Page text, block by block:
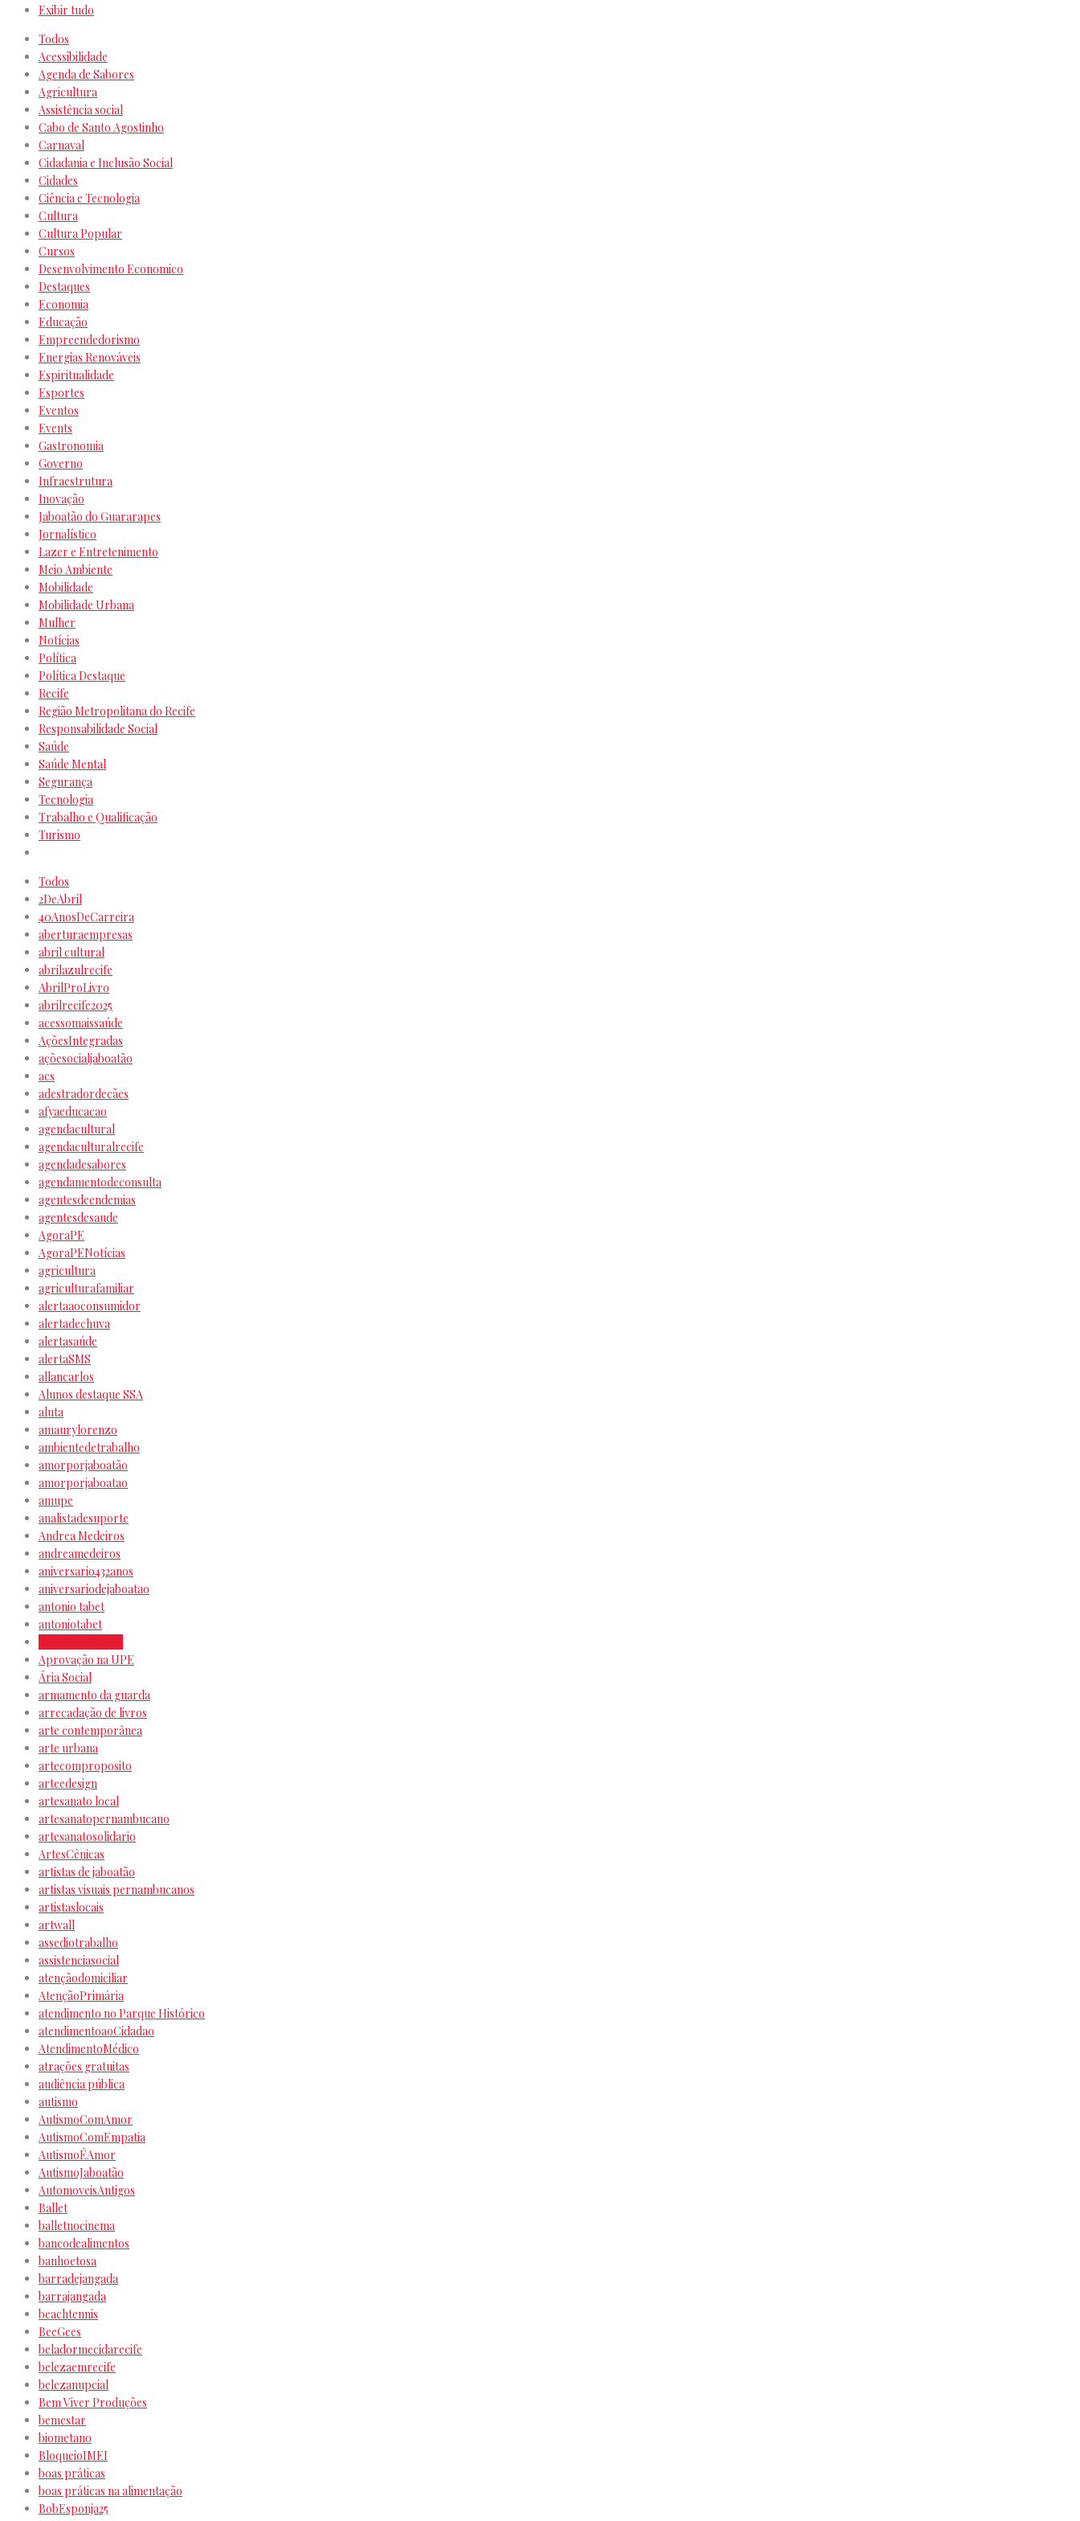
Exibir tudo
Todos
Acessibilidade
Agenda de Sabores
Agricultura
Assistência social
Cabo de Santo Agostinho
Carnaval
Cidadania e Inclusão Social
Cidades
Ciência e Tecnologia
Cultura
Cultura Popular
Cursos
Desenvolvimento Economico
Destaques
Economia
Educação
Empreendedorismo
Energias Renováveis
Espiritualidade
Esportes
Eventos
Events
Gastronomia
Governo
Infraestrutura
Inovação
Jaboatão do Guararapes
Jornalístico
Lazer e Entretenimento
Meio Ambiente
Mobilidade
Mobilidade Urbana
Mulher
Notícias
Política
Política Destaque
Recife
Região Metropolitana do Recife
Responsabilidade Social
Saúde
Saúde Mental
Segurança
Tecnologia
Trabalho e Qualificação
Turismo
Todos
2DeAbril
40AnosDeCarreira
aberturaempresas
abril cultural
abrilazulrecife
AbrilProLivro
abrilrecife2025
acessomaissaúde
AçõesIntegradas
açõesocialjaboatão
acs
adestradordecães
afyaeducacao
agendacultural
agendaculturalrecife
agendadesabores
agendamentodeconsulta
agentesdeendemias
agentesdesaude
AgoraPE
AgoraPENotícias
agricultura
agriculturafamiliar
alertaaoconsumidor
alertadechuva
alertasaúde
alertaSMS
allancarlos
Alunos destaque SSA
aluta
amaurylorenzo
ambientedetrabalho
amorporjaboatão
amorporjaboatao
amupe
analistadesuporte
Andrea Medeiros
andreamedeiros
aniversario432anos
aniversariodejaboatao
antonio tabet
antoniotabet
Aprovação na UPE
Ária Social
armamento da guarda
arrecadação de livros
arte contemporânea
arte urbana
artecomproposito
arteedesign
artesanato local
artesanatopernambucano
artesanatosolidario
ArtesCênicas
artistas de jaboatão
artistas visuais pernambucanos
artistaslocais
artwall
assediotrabalho
assistenciasocial
atençãodomiciliar
AtençãoPrimária
atendimento no Parque Histórico
atendimentoaoCidadao
AtendimentoMédico
atrações gratuitas
audiência pública
autismo
AutismoComAmor
AutismoComEmpatia
AutismoÉAmor
AutismoJaboatão
AutomoveisAntigos
Ballet
balletnocinema
bancodealimentos
banhoetosa
barradejangada
barrajangada
beachtennis
BeeGees
beladormecidarecife
belezaemrecife
belezanupcial
Bem Viver Produções
bemestar
biometano
BloqueioIMEI
boas práticas
boas práticas na alimentação
BobEsponja25